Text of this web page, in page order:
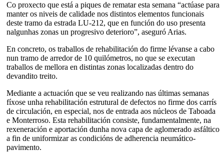
Co proxecto que está a piques de rematar esta semana “actúase para
manter os niveis de calidade nos distintos elementos funcionais
deste tramo da estrada LU-212, que en función do uso presenta
nalgunhas zonas un progresivo deterioro”, aseguró Arias.
En concreto, os traballos de rehabilitación do firme lévanse a cabo
nun tramo de arredor de 10 quilómetros, no que se executan
traballos de mellora en distintas zonas localizadas dentro do
devandito treito.
Mediante a actuación que se veu realizando nas últimas semanas
fíxose unha rehabilitación estrutural de defectos no firme dos carrís
de circulación, en especial, nos de entrada aos núcleos de Taboada
e Monterroso. Esta rehabilitación consiste, fundamentalmente, na
rexeneración e aportación dunha nova capa de aglomerado asfáltico
a fin de uniformizar as condicións de adherencia neumático-
pavimento.